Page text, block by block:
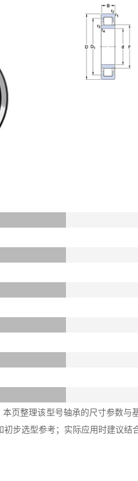
页整理该型号轴承的尺寸参数
步选型参考；实际应用时建议结